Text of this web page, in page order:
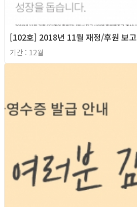
[102호] 2018년 11월 재정/후원 보고
기간 : 12월